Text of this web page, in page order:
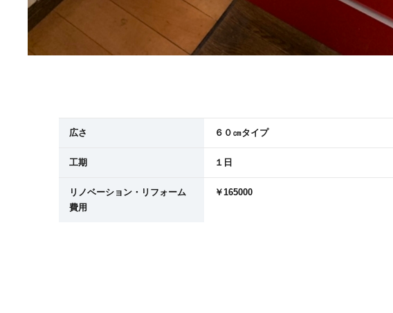
広さ ６０㎝タイプ
工期 １日
リノベーション・リフォーム
費用
￥165000